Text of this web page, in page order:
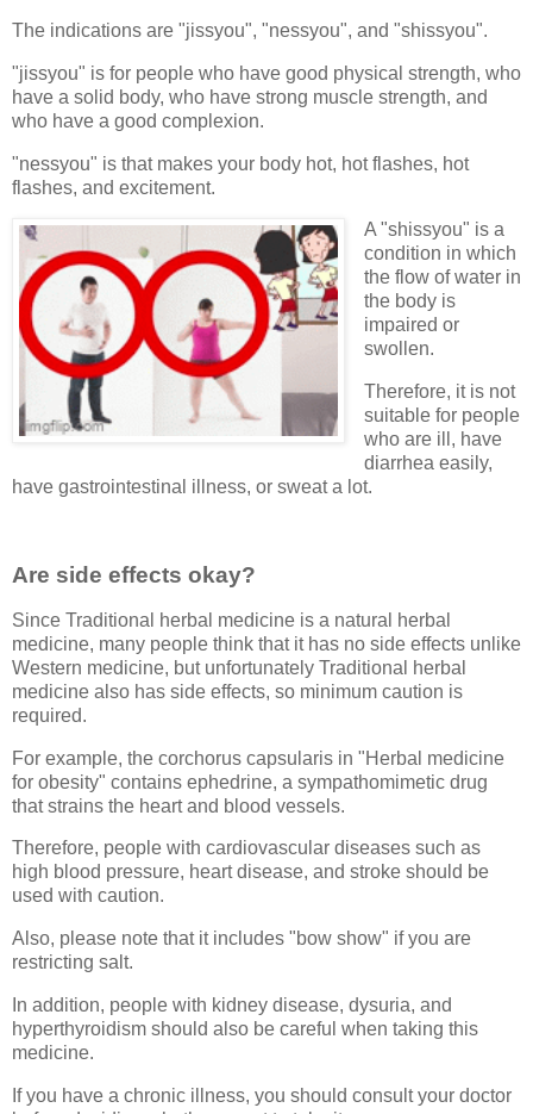
The indications are "jissyou", "nessyou", and "shissyou".
"jissyou" is for people who have good physical strength, who
have a solid body, who have strong muscle strength, and
who have a good complexion.
"nessyou" is that makes your body hot, hot flashes, hot
flashes, and excitement.
A "shissyou" is a
condition in which
the flow of water in
the body is
impaired or
swollen.
Therefore, it is not
suitable for people
who are ill, have
diarrhea easily,
have gastrointestinal illness, or sweat a lot.
Are side effects okay?
Since Traditional herbal medicine is a natural herbal
medicine, many people think that it has no side effects unlike
Western medicine, but unfortunately Traditional herbal
medicine also has side effects, so minimum caution is
required.
For example, the corchorus capsularis in "Herbal medicine
for obesity" contains ephedrine, a sympathomimetic drug
that strains the heart and blood vessels.
Therefore, people with cardiovascular diseases such as
high blood pressure, heart disease, and stroke should be
used with caution.
Also, please note that it includes "bow show" if you are
restricting salt.
In addition, people with kidney disease, dysuria, and
hyperthyroidism should also be careful when taking this
medicine.
If you have a chronic illness, you should consult your doctor